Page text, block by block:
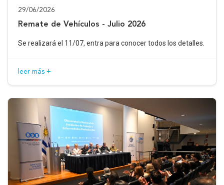
29/06/2026
Remate de Vehículos - Julio 2026
Se realizará el 11/07, entra para conocer todos los detalles.
leer más +